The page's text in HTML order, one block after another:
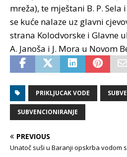
mreža), te mještani B. P. Sela
se kuće nalaze uz glavni
strana Kolodvorske i Glavne
A. Janoša i J. Mora u Novom
PRIKLJUCAK VODE
SUBVENCIONIRANJE
PREVIOUS
Unatoč suši u Baranji opskrba vodom